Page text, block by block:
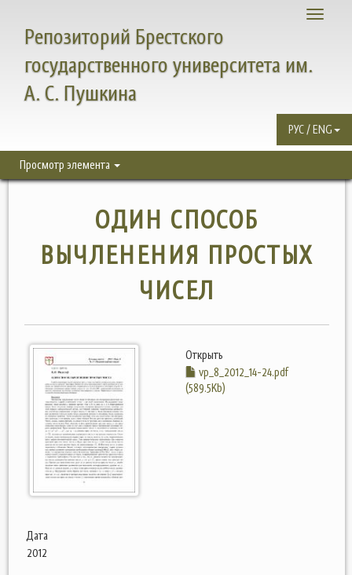
Toggle
Репозиторий Брестского
государственного университета им.
А. С. Пушкина
РУС / ENG
Просмотр элемента
ОДИН СПОСОБ
ВЫЧЛЕНЕНИЯ ПРОСТЫХ
ЧИСЕЛ
Открыть
vp_8_2012_14-24.pdf
(589.5Kb)
Дата
2012